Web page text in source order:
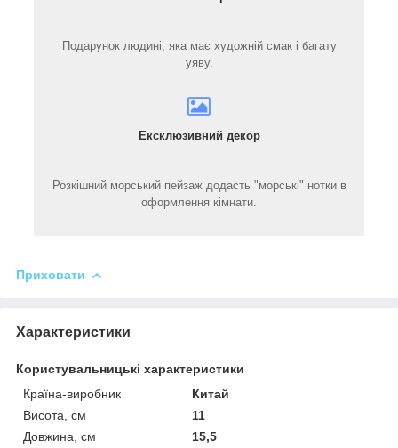
Подарунок людині, яка має художній смак і багату
уяву.
Ексклюзивний декор
Розкішний морський пейзаж додасть "морські" нотки в
оформлення кімнати.
Приховати
Характеристики
Користувальницькі характеристики
Країна-виробник
Китай
Висота, см
11
Довжина, см
15,5